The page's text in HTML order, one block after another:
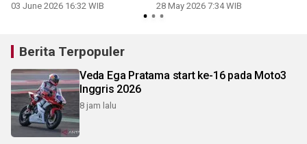
03 June 2026 16:32 WIB 28 May 2026 7:34 WIB
Berita Terpopuler
Veda Ega Pratama start ke-16 pada Moto3
Inggris 2026
8 jam lalu